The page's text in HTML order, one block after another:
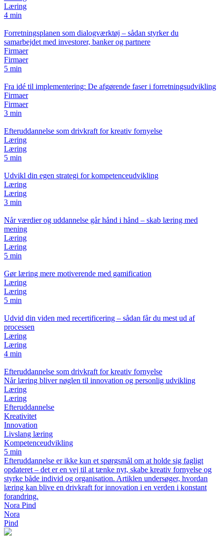
Læring
4 min
Forretningsplanen som dialogværktøj – sådan styrker du
samarbejdet med investorer, banker og partnere
Firmaer
Firmaer
5 min
Fra idé til implementering: De afgørende faser i forretningsudvikling
Firmaer
Firmaer
3 min
Efteruddannelse som drivkraft for kreativ fornyelse
Læring
Læring
5 min
Udvikl din egen strategi for kompetenceudvikling
Læring
Læring
3 min
Når værdier og uddannelse går hånd i hånd – skab læring med
mening
Læring
Læring
5 min
Gør læring mere motiverende med gamification
Læring
Læring
5 min
Udvid din viden med recertificering – sådan får du mest ud af
processen
Læring
Læring
4 min
Efteruddannelse som drivkraft for kreativ fornyelse
Når læring bliver nøglen til innovation og personlig udvikling
Læring
Læring
Efteruddannelse
Kreativitet
Innovation
Livslang læring
Kompetenceudvikling
5 min
Efteruddannelse er ikke kun et spørgsmål om at holde sig fagligt
opdateret – det er en vej til at tænke nyt, skabe kreativ fornyelse og
styrke både individ og organisation. Artiklen undersøger, hvordan
læring kan blive en drivkraft for innovation i en verden i konstant
forandring.
Nora Pind
Nora
Pind